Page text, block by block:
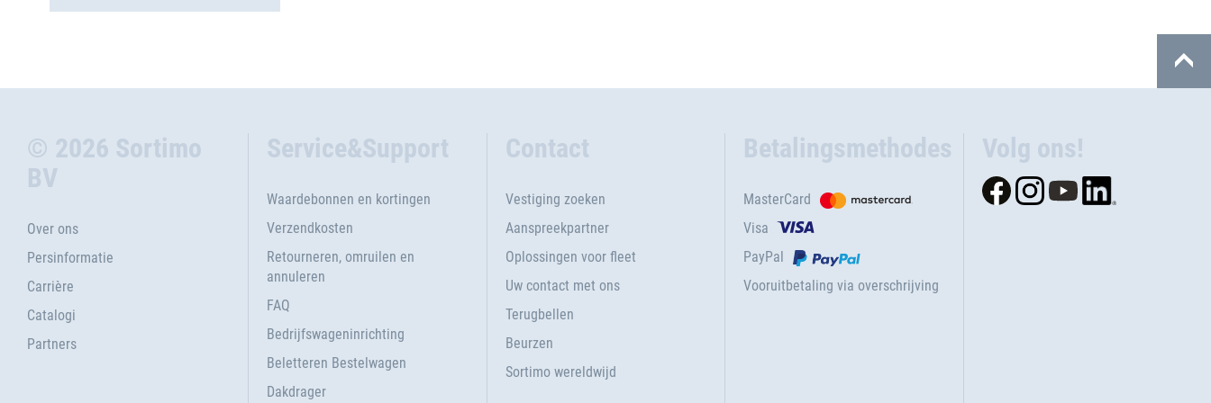
© 2026 Sortimo
BV
Over ons
Persinformatie
Carrière
Catalogi
Partners
Service&Support
Waardebonnen en kortingen
Verzendkosten
Retourneren, omruilen en
annuleren
FAQ
Bedrijfswageninrichting
Beletteren Bestelwagen
Dakdrager
Contact
Vestiging zoeken
Aanspreekpartner
Oplossingen voor fleet
Uw contact met ons
Terugbellen
Beurzen
Sortimo wereldwijd
Betalingsmethodes
MasterCard
Visa
PayPal
Vooruitbetaling via overschrijving
Volg ons!